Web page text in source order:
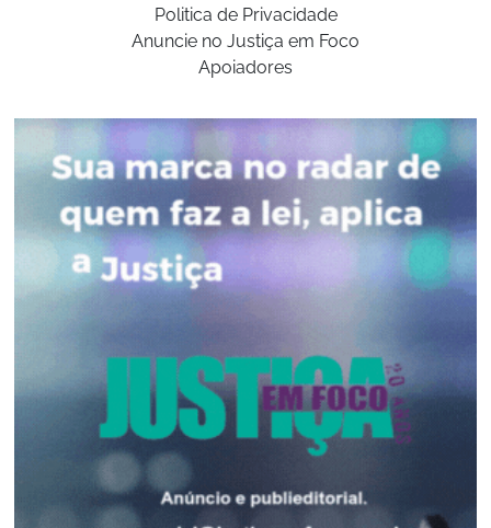
Politica de Privacidade
Anuncie no Justiça em Foco
Apoiadores